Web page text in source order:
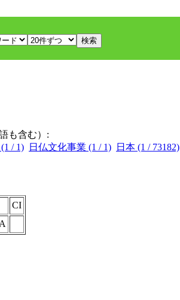
も含む）:
/ 1) 日仏文化事業 (1 / 1) 日本 (1 / 73182)
CI